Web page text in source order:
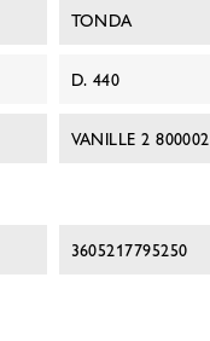
TONDA
D. 440
VANILLE 2 800002
3605217795250